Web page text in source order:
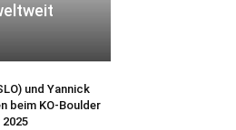
und Yannick
beim KO-Boulder